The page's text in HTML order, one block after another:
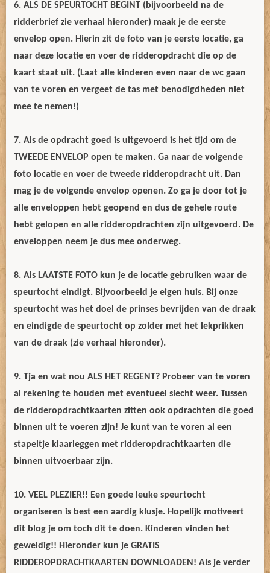
6. ALS DE SPEURTOCHT BEGINT (bijvoorbeeld na de
ridderbrief zie verhaal hieronder) maak je de eerste
envelop open. Hierin zit de foto van je eerste locatie, ga
naar deze locatie en voer de ridderopdracht die op de
kaart staat uit. (Laat alle kinderen even naar de wc gaan
van te voren en vergeet de tas met benodigdheden niet
mee te nemen!)
7. Als de opdracht goed is uitgevoerd is het tijd om de
TWEEDE ENVELOP open te maken. Ga naar de volgende
foto locatie en voer de tweede ridderopdracht uit. Dan
mag je de volgende envelop openen. Zo ga je door tot je
alle enveloppen hebt geopend en dus de gehele route
hebt gelopen en alle ridderopdrachten zijn uitgevoerd. De
enveloppen neem je dus mee onderweg.
8. Als LAATSTE FOTO kun je de locatie gebruiken waar de
speurtocht eindigt. Bijvoorbeeld je eigen huis. Bij onze
speurtocht was het doel de prinses bevrijden van de draak
en eindigde de speurtocht op zolder met het lekprikken
van de draak (zie verhaal hieronder).
9. Tja en wat nou ALS HET REGENT? Probeer van te voren
al rekening te houden met eventueel slecht weer. Tussen
de ridderopdrachtkaarten zitten ook opdrachten die goed
binnen uit te voeren zijn! Je kunt van te voren al een
stapeltje klaarleggen met ridderopdrachtkaarten die
binnen uitvoerbaar zijn.
10. VEEL PLEZIER!! Een goede leuke speurtocht
organiseren is best een aardig klusje. Hopelijk motiveert
dit blog je om toch dit te doen. Kinderen vinden het
geweldig!! Hieronder kun je GRATIS
RIDDEROPDRACHTKAARTEN DOWNLOADEN! Als je verder